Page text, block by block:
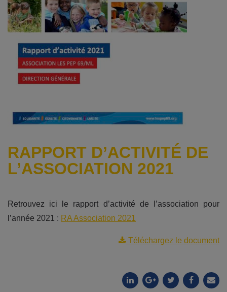
RAPPORT D’ACTIVITÉ DE
L’ASSOCIATION 2021
Retrouvez ici le rapport d’activité de l’association pour
l’année 2021 : RA Association 2021
Téléchargez le document